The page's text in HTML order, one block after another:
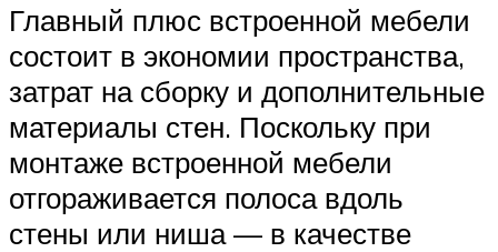
Главный плюс встроенной мебели
состоит в экономии пространства,
затрат на сборку и дополнительные
материалы стен. Поскольку при
монтаже встроенной мебели
отгораживается полоса вдоль
стены или ниша — в качестве